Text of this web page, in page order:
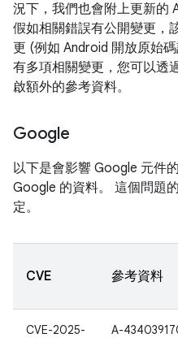
況下，我們也會附上更新的
假如相關錯誤有公開變更，
更 (例如 Android 開放原始
有多項相關變更，您可以透
啟額外的參考資料。
Google
以下是會影響 Google 元件
Google 的資料。 這個問題
定。
CVE 參考資料
CVE-2025-
A-